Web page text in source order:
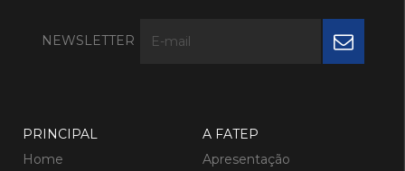
NEWSLETTER
PRINCIPAL
Home
A FATEP
Apresentação